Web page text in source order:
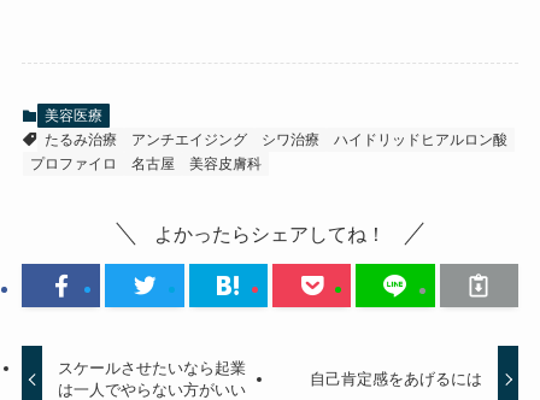
美容医療
たるみ治療
アンチエイジング シワ治療
ハイドリッドヒアルロン酸
プロファイロ
名古屋 美容皮膚科
よかったらシェアしてね！
スケールさせたいなら起業
は一人でやらない方がいい
自己肯定感をあげるには